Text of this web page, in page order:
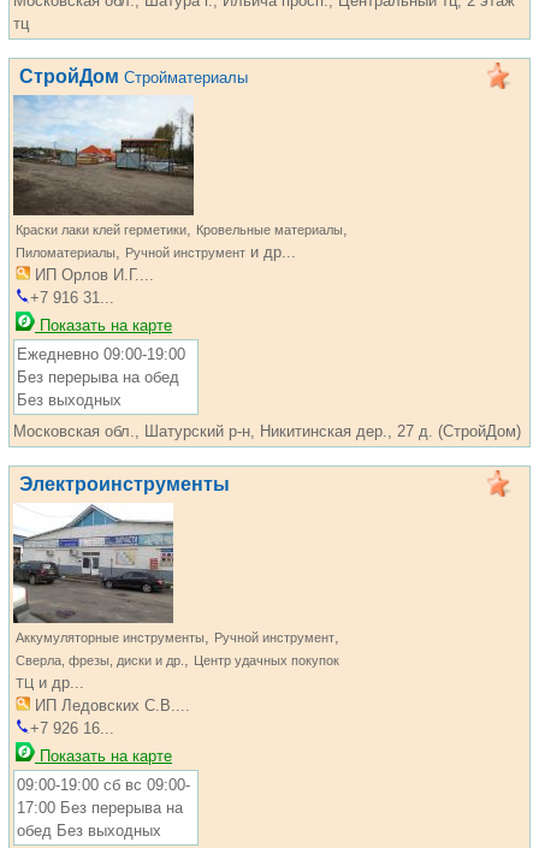
тц
СтройДом Стройматериалы
Краски лаки клей герметики, Кровельные материалы,
Пиломатериалы, Ручной инструмент и др...
ИП Орлов И.Г....
+7 916 31...
Показать на карте
Ежедневно 09:00-19:00
Без перерыва на обед
Без выходных
Московская обл., Шатурский р-н, Никитинская дер., 27 д. (СтройДом)
Электроинструменты
Аккумуляторные инструменты, Ручной инструмент,
Сверла, фрезы, диски и др. , Центр удачных покупок
ТЦ и др...
ИП Ледовских С.В....
+7 926 16...
Показать на карте
09:00-19:00 сб вс 09:00-
17:00 Без перерыва на
обед Без выходных